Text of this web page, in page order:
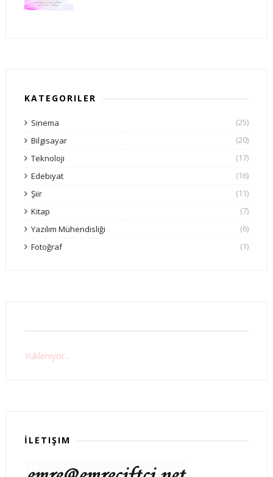
KATEGORILER
Sinema
(25)
Bilgisayar
(20)
Teknoloji
(17)
Edebiyat
(16)
Şiir
(11)
Kitap
(7)
Yazılım Mühendisliği
(6)
Fotoğraf
(1)
Yükleniyor...
İLETIŞIM